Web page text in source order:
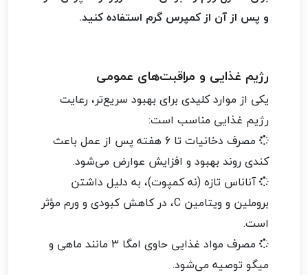
و پس از آن از کمپرس گرم استفاده کنید.
رژیم غذایی و مراقبت‌های عمومی
یکی از موارد کلیدی برای بهبود سریع‌تر، رعایت
رژیم غذایی مناسب است:
مصرف دخانیات تا 6 هفته پس از عمل باعث
کندی روند بهبود و افزایش عوارض می‌شود.
آناناس تازه (نه کمپوت)، به دلیل داشتن
بروملین و ویتامین C، در کاهش کبودی و ورم مؤثر
است.
مصرف مواد غذایی حاوی امگا ۳ مانند ماهی و
میگو توصیه می‌شود.